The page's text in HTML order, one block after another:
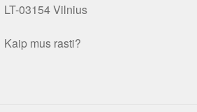
LT-03154 Vilnius
Kaip mus rasti?